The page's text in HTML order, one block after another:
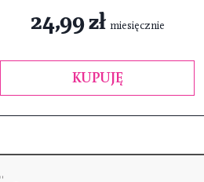
24,99 zł miesięcznie
KUPUJĘ